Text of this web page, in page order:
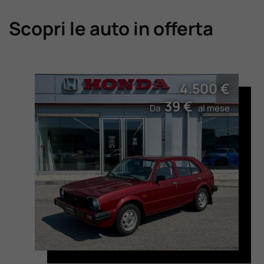
Scopri le auto in offerta
4.500 €
Da39 €al mese